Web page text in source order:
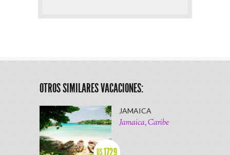
OTROS SIMILARES VACACIONES:
U$1729
JAMAICA
Jamaica, Caribe